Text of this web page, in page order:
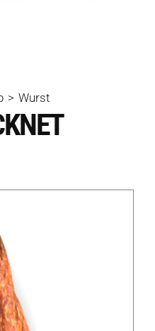
Wurst
vorbestellen